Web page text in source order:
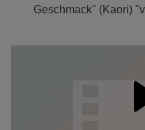
Geschmack" (Kaori)